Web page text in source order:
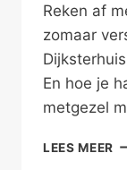
Reken af
zomaar
En hoe je
metgezel
LEES MEER